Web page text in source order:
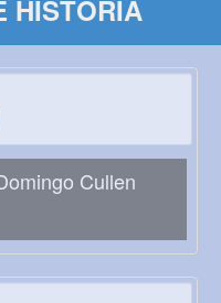
HISTORIA
Cullen